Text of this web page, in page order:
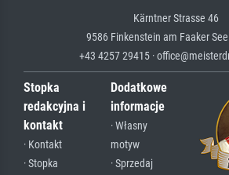
Kärntner Strasse 46
9586 Finkenstein am Faaker See
+43 4257 29415 ·
Stopka
redakcyjna i
kontakt
· Kontakt
· Stopka
Dodatkowe
informacje
· Własny
motyw
· Sprzedaj